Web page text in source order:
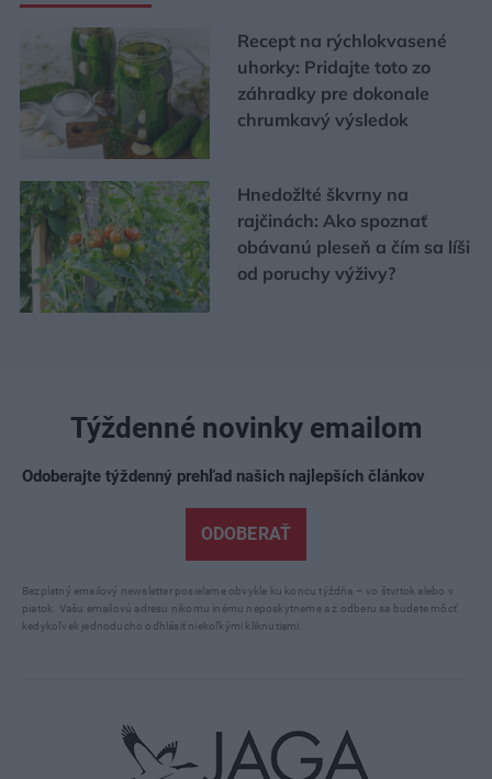
Recept na rýchlokvasené
uhorky: Pridajte toto zo
záhradky pre dokonale
chrumkavý výsledok
Hnedožlté škvrny na
rajčinách: Ako spoznať
obávanú pleseň a čím sa líši
od poruchy výživy?
Týždenné novinky emailom
Odoberajte týždenný prehľad našich najlepších článkov
ODOBERAŤ
Bezplatný emailový newsletter posielame obvykle ku koncu týždňa – vo štvrtok alebo v
piatok. Vašu emailovú adresu nikomu inému neposkytneme a z odberu sa budete môcť
kedykoľvek jednoducho odhlásiť niekoľkými kliknutiami.